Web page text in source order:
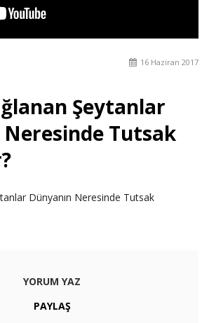
16 Haziran 2017
Şeytanlar
Neresinde Tutsak
Dünyanın Neresinde Tutsak
YORUM YAZ
PAYLAŞ